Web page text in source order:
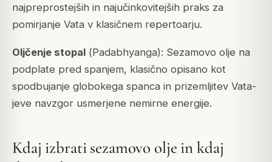
najpreprostejših in najučinkovitejših praks za
pomirjanje Vata v klasičnem repertoarju.
Oljčenje stopal (Padabhyanga): Sezamovo olje na
podplate pred spanjem, klasično opisano kot
spodbujanje globokega spanca in prizemljitev Vata-
jeve navzgor usmerjene nemirne energije.
Kdaj izbrati sezamovo olje in kdaj